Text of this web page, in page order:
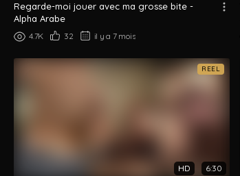
Regarde-moi jouer avec ma grosse bite -
Alpha Arabe
4.7K 32 il y a 7 mois
REEL
HD 6:30